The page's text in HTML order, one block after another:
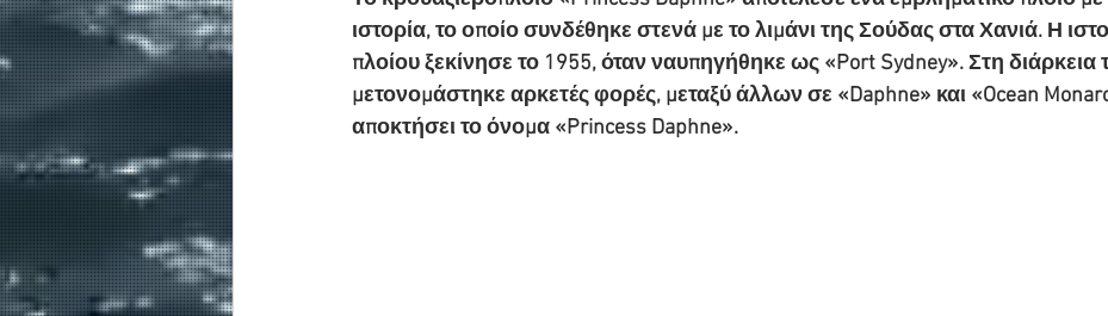
ιστορία, το οποίο συνδέθηκε στενά με το λιμάνι της Σούδας στα Χανιά. Η
πλοίου ξεκίνησε το 1955, όταν ναυπηγήθηκε ως «Port Sydney». Στη διάρκεια
μετονομάστηκε αρκετές φορές, μεταξύ άλλων σε «Daphne» και «Ocean
αποκτήσει το όνομα «Princess Daphne».